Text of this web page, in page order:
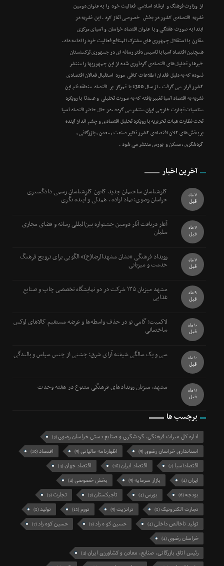
از وزارت فرهنگ و ارشاد اسلامی فعالیت خود را به عنوان دومین
نشریه اقتصادی کشور در بخش خصوصی آغاز کرد . این نشریه در
ابتدا به صورت هفتگی و با عنوان اقتصاد خراسان و آسیای مرکزی
مقارن با استقلال جمهوری های مشترک المنافع فعالیت خود را ادامه داد.
همچنین اقتصاد آسیا با تاسیس دفتر رسانه ای در جمهوری ترکمنستان
خبرها و تحلیل های اقتصادی گردآوری شده از این جمهوریها را منتشر
نموده که به دلیل فقدان اطلاعات کافی مورد استقبال فعالان اقتصادی
کشور قرار می گرفت . از سال 1380 با تمرکز بر اقتصاد منطقه نام این
نشریه به اقتصاد آسیا تغییر یافته که به صورت تحلیلی و عمدتا با رویکرد
مناسبات تجارت خارجی ایران منتشر می گردد .در حال حاضر اقتصاد آسیا
تحت نظارت هیات تحریریه با رویکرد تحلیل اقتصادی و چشم انداز آینده
بر بخش های کلان اقتصادی کشور نظیر صنعت ، معدن ، بازرگانی ،
گردشگری ، مسکن و بورس منتشر می شود .
آخرین اخبار
کارشناسان ساختمان جدید کانون کارشناسان رسمی دادگستری
خراسان رضوی؛ نماد اراده ، همدلی و آینده نگری 7 ماه
قبل
آغاز دریافت آثار دومین جشنواره بین‌المللی رسانه و فضای مجازی
سلمان 7 ماه
قبل
رویداد فرهنگی «نشان مشهدالرضا(ع)» الگویی برای ترویج فرهنگ
خدمت و میزبانی 7 ماه
قبل
مشهد میزبان ۱۳۵ شرکت در دو نمایشگاه تخصصی چاپ و صنایع
غذایی 9 ماه
قبل
لاکمیت؛ گامی نو در حذف واسطه‌ها و عرضه مستقیم کالاهای لوکس
ساختمانی 10 ماه
قبل
سی و یک سالگی شیفته آرای شرق؛ جشنی از جنس سپاس و بالندگی 10 ماه
قبل
مشهد، میزبان رویدادهای فرهنگی متنوع در هفته وحدت 11 ماه
قبل
برچسب ها
اداره کل میراث فرهنگی، گردشگری و صنایع دستی خراسان رضوی(3)
استانداری خراسان رضوی(5) اظهارنامه مالیاتی(5) اقتصاد(10)
اقتصادآسیا (7) اقتصاد ایران(18) اقتصاد جهان(4)
ایران(4) بازار سرمایه(5) بخش خصوصی(4)
بودجه(6) بورس(4) تاجیکستان(3) تجارت(5)
تجارت الکترونیک(8) ترانزیت(5) تورم(12) تولید(8)
تولید ناخالص داخلی(4) حسین کو ه زاد(5) حسین کوه زاد(7)
خراسان رضوی(4)
رئیس اتاق بازرگانی، صنایع، معادن و کشاورزی ایران(4)